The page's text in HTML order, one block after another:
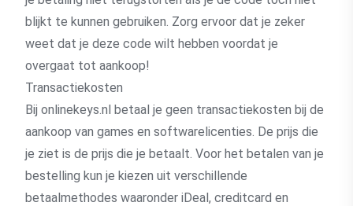
blijkt te kunnen gebruiken. Zorg ervoor dat je zeker
weet dat je deze code wilt hebben voordat je
overgaat tot aankoop!
Transactiekosten
Bij onlinekeys.nl betaal je geen transactiekosten bij de
aankoop van games en softwarelicenties. De prijs die
je ziet is de prijs die je betaalt. Voor het betalen van je
bestelling kun je kiezen uit verschillende
betaalmethodes waaronder iDeal, creditcard en